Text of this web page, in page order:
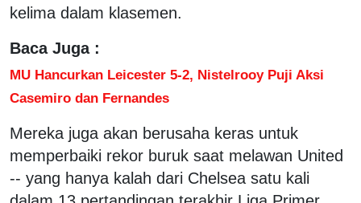
kelima dalam klasemen.
Baca Juga :
MU Hancurkan Leicester 5-2, Nistelrooy Puji Aksi
Casemiro dan Fernandes
Mereka juga akan berusaha keras untuk
memperbaiki rekor buruk saat melawan United
-- yang hanya kalah dari Chelsea satu kali